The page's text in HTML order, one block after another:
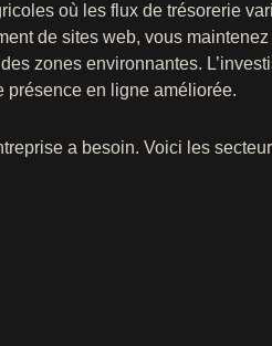
où les flux de trésorerie
de sites web, vous
zones environnantes.
présence en ligne améliorée.
a besoin. Voici les